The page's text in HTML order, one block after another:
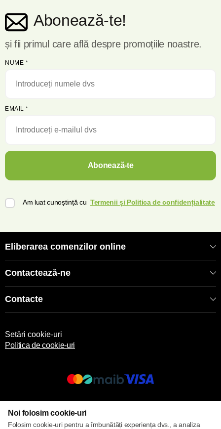
Componentă
Calorii
Grăsimi
1,8 g
Producător:
Masa neta: 250g
Abonează-te!
și fii primul care află despre promoțiile noastre.
NUME *
EMAIL *
Abonează-te
Am luat cunoștință cu Termenii și Politica de confidențialitate
Eliberarea comenzilor online
Contactează-ne
Contacte
Setări cookie-uri
Politica de cookie-uri
Noi folosim cookie-uri
Folosim cookie-uri pentru a îmbunătăți experiența dvs., a analiza